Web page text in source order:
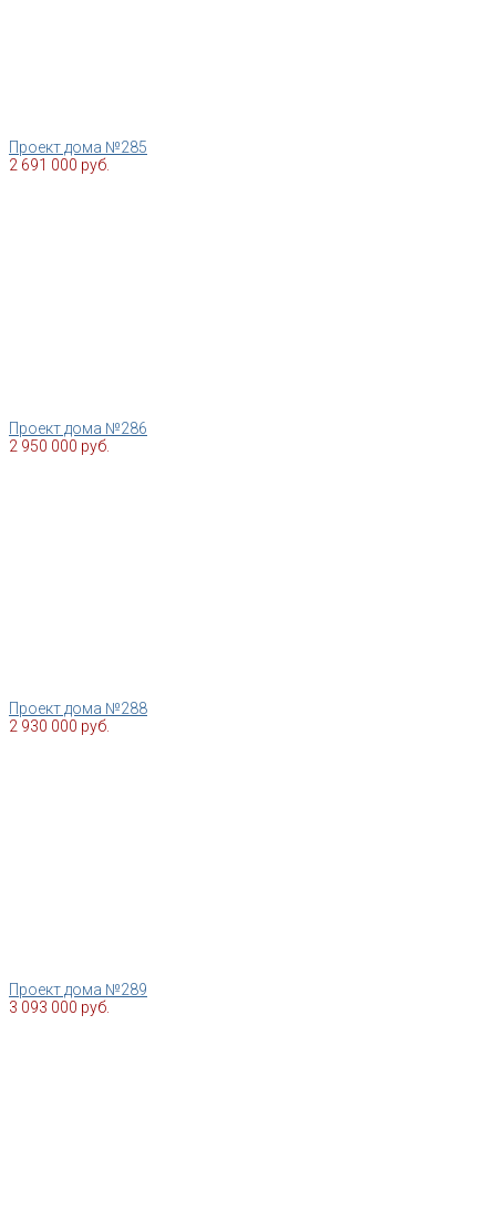
Проект дома №285
2 691 000 руб.
Проект дома №286
2 950 000 руб.
Проект дома №288
2 930 000 руб.
Проект дома №289
3 093 000 руб.